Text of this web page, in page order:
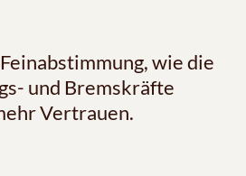
wie die
und Bremskräfte
Vertrauen.